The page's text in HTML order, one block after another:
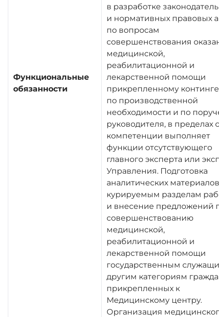
Функциональные
обязанности
в разработке
и нормативных правовых
по вопросам
совершенствования
медицинской,
реабилитационной и
лекарственной помощи
прикрепленному
по производственной
необходимости и по
руководителя, в пределах
компетенции выполняет
функции отсутствующего
главного эксперта или
Управления. Подготовка
аналитических
курируемым разделам
и внесение предложений
совершенствованию
медицинской,
реабилитационной и
лекарственной помощи
государственным
другим категориям
прикрепленных к
Медицинскому центру.
Организация